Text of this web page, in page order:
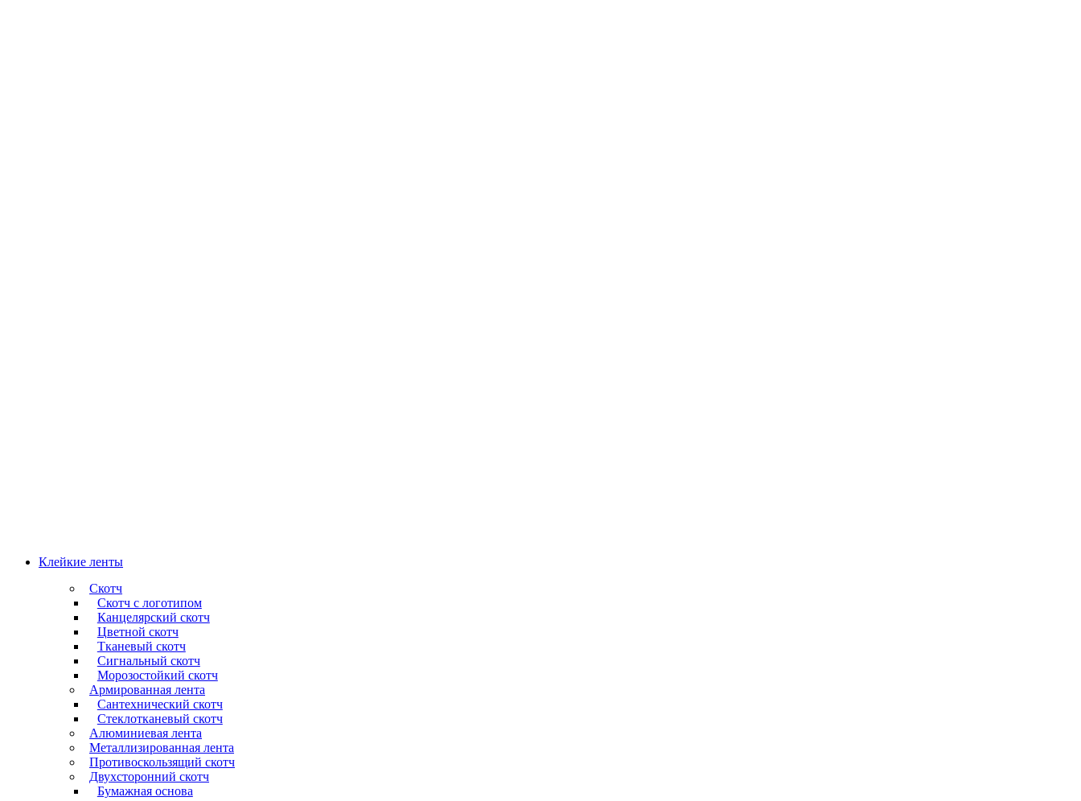
Клейкие ленты
Скотч
Скотч с логотипом
Канцелярский скотч
Цветной скотч
Тканевый скотч
Сигнальный скотч
Морозостойкий скотч
Армированная лента
Сантехнический скотч
Стеклотканевый скотч
Алюминиевая лента
Металлизированная лента
Противоскользящий скотч
Двухсторонний скотч
Бумажная основа